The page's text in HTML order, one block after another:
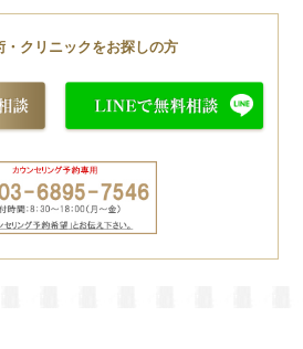
・クリニックをお探しの方